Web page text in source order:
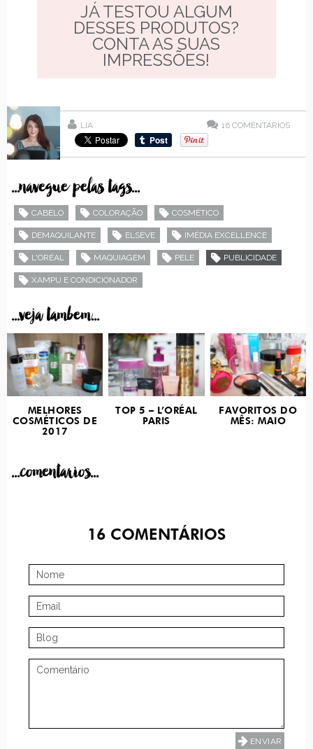
JÁ TESTOU ALGUM
DESSES PRODUTOS?
CONTA AS SUAS
IMPRESSÕES!
LIA 16 COMENTÁRIOS
...navegue pelas tags...
CABELO COLORAÇÃO COSMÉTICO
DEMAQUILANTE ELSÈVE IMÉDIA EXCELLENCE
L'ORÉAL MAQUIAGEM PELE PUBLICIDADE
XAMPU E CONDICIONADOR
...veja tambem...
MELHORES
COSMÉTICOS DE
2017
TOP 5 – L’ORÉAL
PARIS
FAVORITOS DO
MÊS: MAIO
...comentarios...
16 COMENTÁRIOS